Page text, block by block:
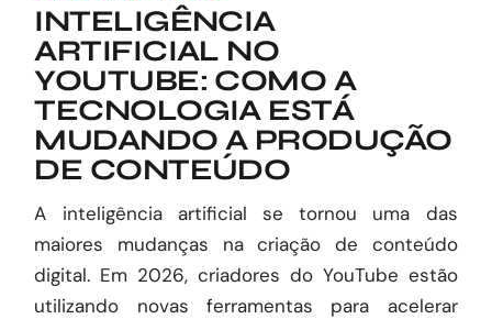
INTELIGÊNCIA
ARTIFICIAL NO
YOUTUBE: COMO A
TECNOLOGIA ESTÁ
MUDANDO A PRODUÇÃO
DE CONTEÚDO
A inteligência artificial se tornou uma das
maiores mudanças na criação de conteúdo
digital. Em 2026, criadores do YouTube estão
utilizando novas ferramentas para acelerar